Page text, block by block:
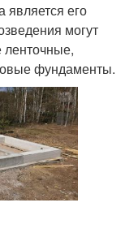
является его
могут
ленточные,
фундаменты.